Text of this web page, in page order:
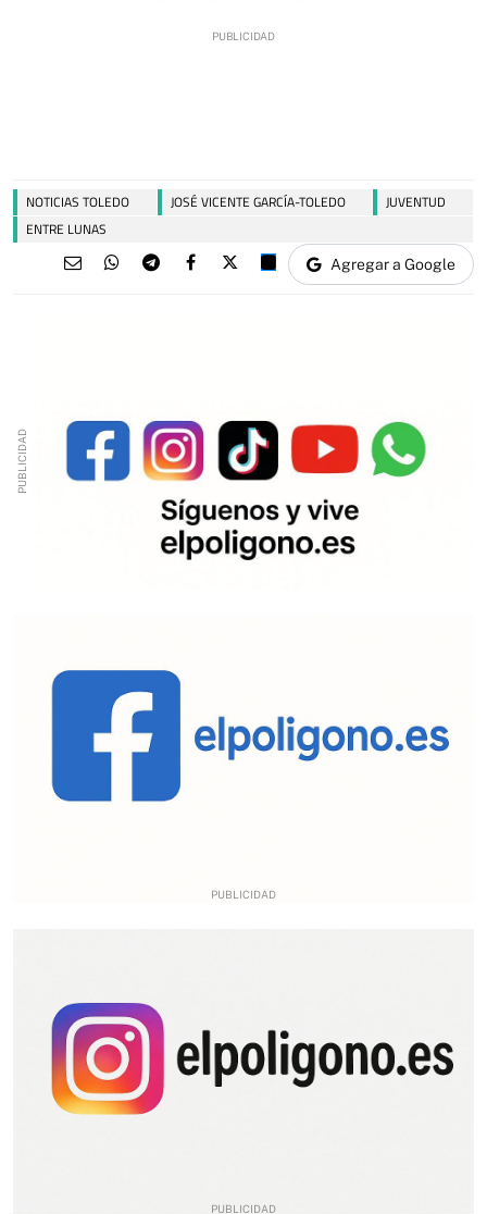
NOTICIAS TOLEDO JOSÉ VICENTE GARCÍA-TOLEDO
JUVENTUD
ENTRE LUNAS
Agregar a Google